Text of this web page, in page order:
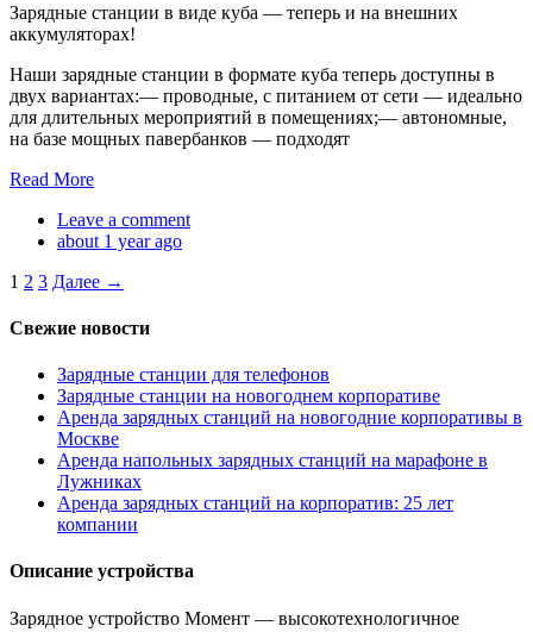
Зарядные станции в виде куба — теперь и на внешних
аккумуляторах!
Наши зарядные станции в формате куба теперь доступны в
двух вариантах:— проводные, с питанием от сети — идеально
для длительных мероприятий в помещениях;— автономные,
на базе мощных павербанков — подходят
Read More
Leave a comment
about 1 year ago
1 2 3 Далее →
Свежие новости
Зарядные станции для телефонов
Зарядные станции на новогоднем корпоративе
Аренда зарядных станций на новогодние корпоративы в
Москве
Аренда напольных зарядных станций на марафоне в
Лужниках
Аренда зарядных станций на корпоратив: 25 лет
компании
Описание устройства
Зарядное устройство Момент — высокотехнологичное